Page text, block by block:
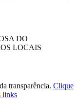
DO
LOCAIS
transparência. Clique
links